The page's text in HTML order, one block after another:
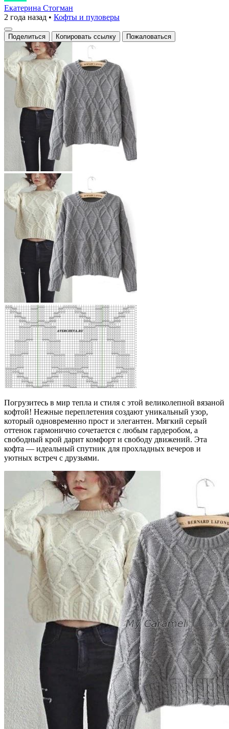
магия
для
уютных
дней
Екатерина Стогман
2 года назад • Кофты и пуловеры
Поделиться Копировать ссылку Пожаловаться
Погрузитесь в мир тепла и стиля с этой великолепной вязаной
кофтой! Нежные переплетения создают уникальный узор,
который одновременно прост и элегантен. Мягкий серый
оттенок гармонично сочетается с любым гардеробом, а
свободный крой дарит комфорт и свободу движений. Эта
кофта — идеальный спутник для прохладных вечеров и
уютных встреч с друзьями.